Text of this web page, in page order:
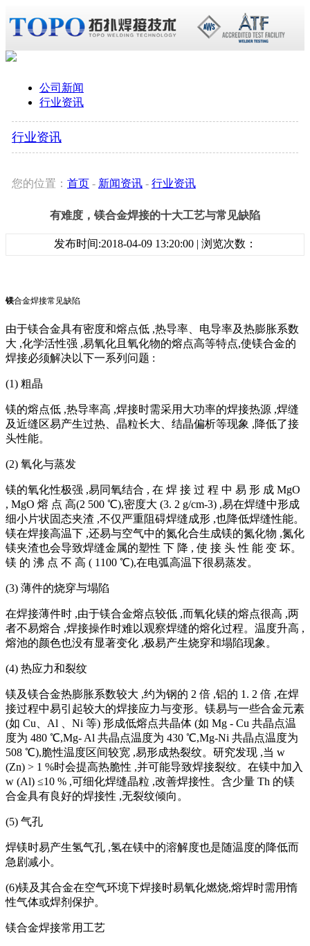
公司新闻
行业资讯
行业资讯
您的位置： 首页 - 新闻资讯 - 行业资讯
有难度，镁合金焊接的十大工艺与常见缺陷
发布时间:2018-04-09 13:20:00 | 浏览次数：
镁合金焊接常见缺陷
由于镁合金具有密度和熔点低 ,热导率、电导率及热膨胀系数
大 ,化学活性强 ,易氧化且氧化物的熔点高等特点,使镁合金的
焊接必须解决以下一系列问题 :
(1) 粗晶
镁的熔点低 ,热导率高 ,焊接时需采用大功率的焊接热源 ,焊缝
及近缝区易产生过热、晶粒长大、结晶偏析等现象 ,降低了接
头性能。
(2) 氧化与蒸发
镁的氧化性极强 ,易同氧结合 , 在 焊 接 过 程 中 易 形 成 MgO
, MgO 熔 点 高(2 500 ℃),密度大 (3. 2 g/cm-3) ,易在焊缝中形成
细小片状固态夹渣 ,不仅严重阻碍焊缝成形 ,也降低焊缝性能。
镁在焊接高温下 ,还易与空气中的氮化合生成镁的氮化物 ,氮化
镁夹渣也会导致焊缝金属的塑性 下 降 , 使 接 头 性 能 变 坏。
镁 的 沸 点 不 高 ( 1100 ℃),在电弧高温下很易蒸发。
(3) 薄件的烧穿与塌陷
在焊接薄件时 ,由于镁合金熔点较低 ,而氧化镁的熔点很高 ,两
者不易熔合 ,焊接操作时难以观察焊缝的熔化过程。温度升高 ,
熔池的颜色也没有显著变化 ,极易产生烧穿和塌陷现象。
(4) 热应力和裂纹
镁及镁合金热膨胀系数较大 ,约为钢的 2 倍 ,铝的 1. 2 倍 ,在焊
接过程中易引起较大的焊接应力与变形。镁易与一些合金元素
(如 Cu、Al 、Ni 等) 形成低熔点共晶体 (如 Mg - Cu 共晶点温
度为 480 ℃,Mg- Al 共晶点温度为 430 ℃,Mg-Ni 共晶点温度为
508 ℃),脆性温度区间较宽 ,易形成热裂纹。研究发现 ,当 w
(Zn) > 1 %时会提高热脆性 ,并可能导致焊接裂纹。在镁中加入
w (Al) ≤10 % ,可细化焊缝晶粒 ,改善焊接性。含少量 Th 的镁
合金具有良好的焊接性 ,无裂纹倾向。
(5) 气孔
焊镁时易产生氢气孔 ,氢在镁中的溶解度也是随温度的降低而
急剧减小。
(6)镁及其合金在空气环境下焊接时易氧化燃烧,熔焊时需用惰
性气体或焊剂保护。
镁合金焊接常用工艺